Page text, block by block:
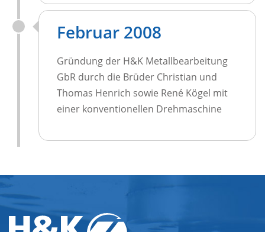
Februar 2008
Gründung der H&K Metallbearbeitung
GbR durch die Brüder Christian und
Thomas Henrich sowie René Kögel mit
einer konventionellen Drehmaschine